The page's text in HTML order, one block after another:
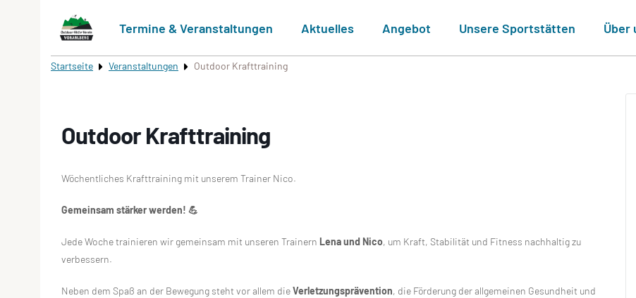
Termine & Veranstaltungen Aktuelles Angebot Unsere Sportstätten Über
Startseite Veranstaltungen Outdoor Krafttraining
Outdoor Krafttraining
Wöchentliches Krafttraining mit unserem Trainer Nico.
Gemeinsam stärker werden! 💪
Jede Woche trainieren wir gemeinsam mit unseren Trainern Lena und Nico, um Kraft, Stabilität und Fitness nachhaltig zu
verbessern.
Neben dem Spaß an der Bewegung steht vor allem dieVerletzungsprävention, die Förderung der allgemeinen Gesundheit und